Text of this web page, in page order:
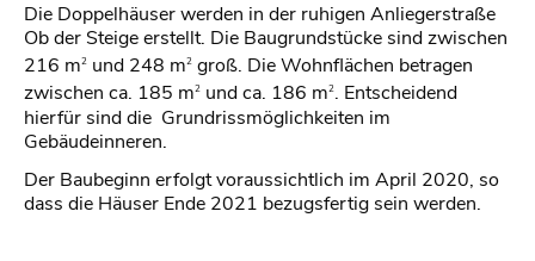
Die Doppelhäuser werden in der ruhigen Anliegerstraße
Ob der Steige erstellt. Die Baugrundstücke sind zwischen
216 m2 und 248 m2 groß. Die Wohnflächen betragen
zwischen ca. 185 m2 und ca. 186 m2. Entscheidend
hierfür sind die Grundrissmöglichkeiten im
Gebäudeinneren.
Der Baubeginn erfolgt voraussichtlich im April 2020, so
dass die Häuser Ende 2021 bezugsfertig sein werden.